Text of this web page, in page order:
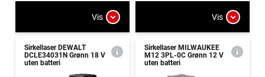
Vis Vis
Sirkellaser DEWALT
DCLE34031N Grønn 18 V
uten batteri
Sirkellaser MILWAUKEE
M12 3PL-0C Grønn 12 V
uten batteri